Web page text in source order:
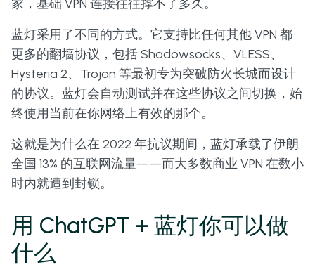
家，基础 VPN 连接往往撑不了多久。
蓝灯采用了不同的方式。它支持比任何其他 VPN 都
更多的翻墙协议，包括 Shadowsocks、VLESS、
Hysteria 2、Trojan 等最初专为突破防火长城而设计
的协议。蓝灯会自动测试并在这些协议之间切换，始
终使用当前在你网络上有效的那个。
这就是为什么在 2022 年抗议期间，蓝灯承载了伊朗
全国 13% 的互联网流量——而大多数商业 VPN 在数小
时内就遭到封锁。
用 ChatGPT + 蓝灯你可以做
什么